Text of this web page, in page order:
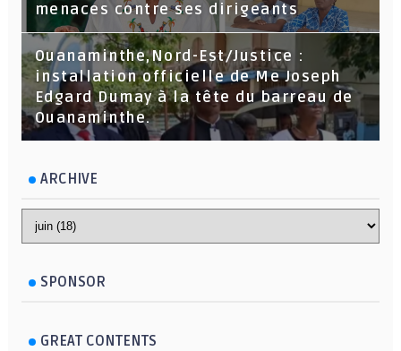
menaces contre ses dirigeants
Ouanaminthe,Nord-Est/Justice :
installation officielle de Me Joseph
Edgard Dumay à la tête du barreau de
Ouanaminthe.
ARCHIVE
SPONSOR
GREAT CONTENTS